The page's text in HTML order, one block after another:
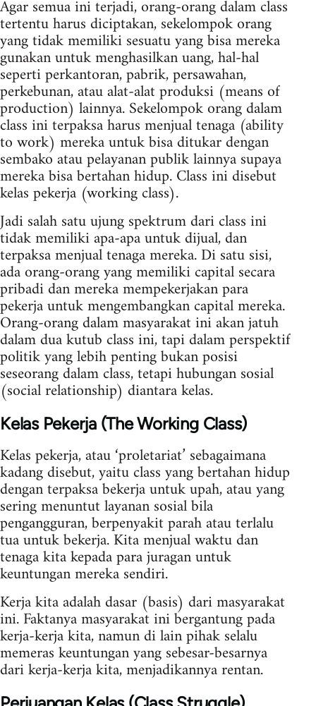
Agar semua ini terjadi, orang-orang dalam class
tertentu harus diciptakan, sekelompok orang
yang tidak memiliki sesuatu yang bisa mereka
gunakan untuk menghasilkan uang, hal-hal
seperti perkantoran, pabrik, persawahan,
perkebunan, atau alat-alat produksi (means of
production) lainnya. Sekelompok orang dalam
class ini terpaksa harus menjual tenaga (ability
to work) mereka untuk bisa ditukar dengan
sembako atau pelayanan publik lainnya supaya
mereka bisa bertahan hidup. Class ini disebut
kelas pekerja (working class).
Jadi salah satu ujung spektrum dari class ini
tidak memiliki apa-apa untuk dijual, dan
terpaksa menjual tenaga mereka. Di satu sisi,
ada orang-orang yang memiliki capital secara
pribadi dan mereka mempekerjakan para
pekerja untuk mengembangkan capital mereka.
Orang-orang dalam masyarakat ini akan jatuh
dalam dua kutub class ini, tapi dalam perspektif
politik yang lebih penting bukan posisi
seseorang dalam class, tetapi hubungan sosial
(social relationship) diantara kelas.
Kelas Pekerja (The Working Class)
Kelas pekerja, atau ‘proletariat’ sebagaimana
kadang disebut, yaitu class yang bertahan hidup
dengan terpaksa bekerja untuk upah, atau yang
sering menuntut layanan sosial bila
pengangguran, berpenyakit parah atau terlalu
tua untuk bekerja. Kita menjual waktu dan
tenaga kita kepada para juragan untuk
keuntungan mereka sendiri.
Kerja kita adalah dasar (basis) dari masyarakat
ini. Faktanya masyarakat ini bergantung pada
kerja-kerja kita, namun di lain pihak selalu
memeras keuntungan yang sebesar-besarnya
dari kerja-kerja kita, menjadikannya rentan.